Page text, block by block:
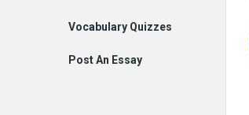
Vocabulary Quizzes
Post An Essay